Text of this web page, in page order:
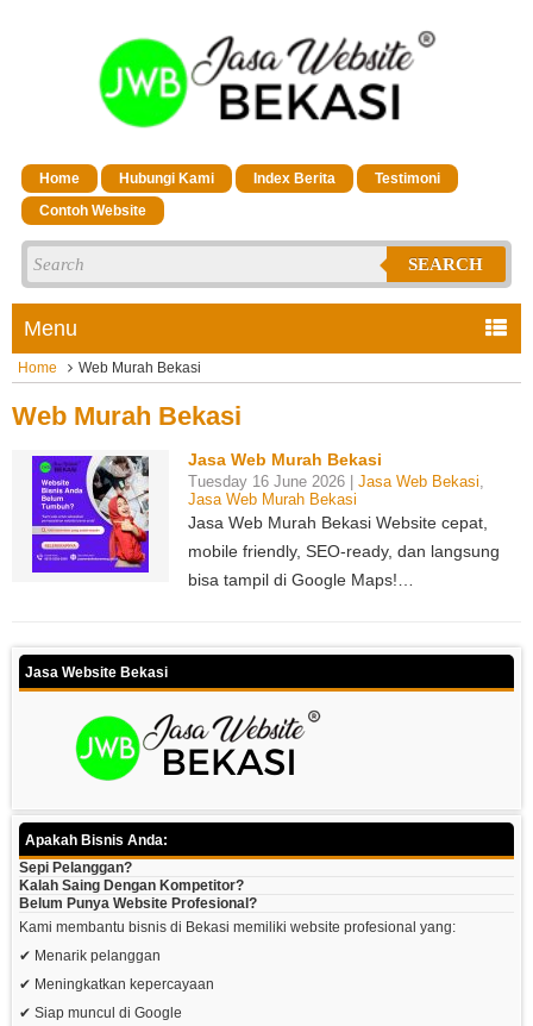
Home Hubungi Kami Index Berita
Testimoni
Contoh Website
SEARCH
Menu
Home Web Murah Bekasi
Web Murah Bekasi
Jasa Web Murah Bekasi
Tuesday 16 June 2026 | Jasa Web Bekasi,
Jasa Web Murah Bekasi
Jasa Web Murah Bekasi Website cepat,
mobile friendly, SEO-ready, dan langsung
bisa tampil di Google Maps!…
Jasa Website Bekasi
Apakah Bisnis Anda:
Sepi Pelanggan?
Kalah Saing Dengan Kompetitor?
Belum Punya Website Profesional?
Kami membantu bisnis di Bekasi memiliki website profesional yang:
✔ Menarik pelanggan
✔ Meningkatkan kepercayaan
✔ Siap muncul di Google